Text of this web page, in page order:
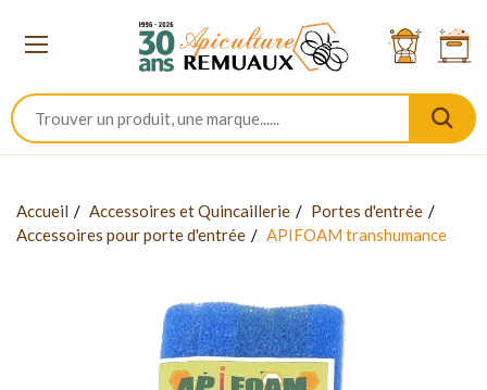
Accueil Accessoires et Quincaillerie
Portes d'entrée
Accessoires pour porte d'entrée
APIFOAM transhumance